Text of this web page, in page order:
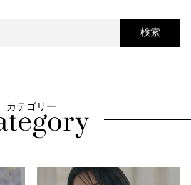
検索
カテゴリー